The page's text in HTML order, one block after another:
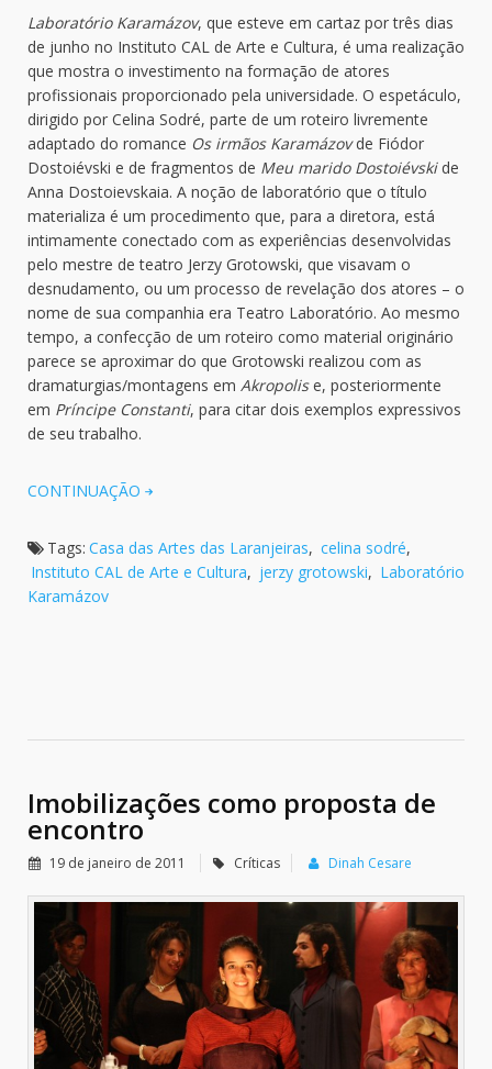
Laboratório Karamázov, que esteve em cartaz por três dias
de junho no Instituto CAL de Arte e Cultura, é uma realização
que mostra o investimento na formação de atores
profissionais proporcionado pela universidade. O espetáculo,
dirigido por Celina Sodré, parte de um roteiro livremente
adaptado do romance Os irmãos Karamázovde Fiódor
Dostoiévski e de fragmentos de Meu marido Dostoiévskide
Anna Dostoievskaia. A noção de laboratório que o título
materializa é um procedimento que, para a diretora, está
intimamente conectado com as experiências desenvolvidas
pelo mestre de teatro Jerzy Grotowski, que visavam o
desnudamento, ou um processo de revelação dos atores – o
nome de sua companhia era Teatro Laboratório. Ao mesmo
tempo, a confecção de um roteiro como material originário
parece se aproximar do que Grotowski realizou com as
dramaturgias/montagens em Akropolise, posteriormente
em Príncipe Constanti, para citar dois exemplos expressivos
de seu trabalho.
CONTINUAÇÃO
Tags: Casa das Artes das Laranjeiras, celina sodré,
Instituto CAL de Arte e Cultura, jerzy grotowski, Laboratório
Karamázov
Imobilizações como proposta de
encontro
19 de janeiro de 2011 Críticas Dinah Cesare